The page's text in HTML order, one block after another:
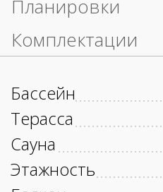
Планировки
Комплектации
Бассейн
Терасса
Сауна
Этажность